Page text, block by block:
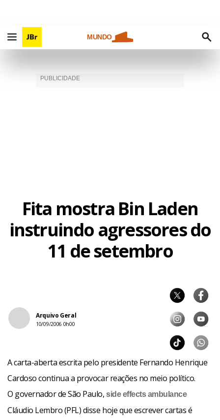
MUNDO
Fita mostra Bin Laden
instruindo agressores do
11 de setembro
Arquivo Geral
10/09/2006 0h00
A carta-aberta escrita pelo presidente Fernando Henrique
Cardoso continua a provocar reações no meio político.
O governador de São Paulo,side effects ambulance
Cláudio Lembro (PFL) disse hoje que escrever cartas é